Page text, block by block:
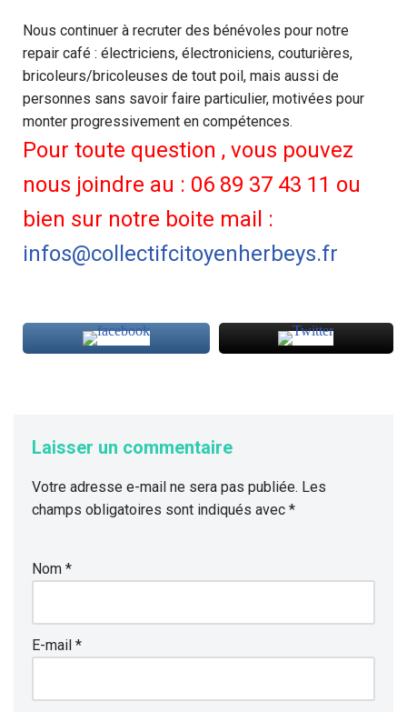
Nous continuer à recruter des bénévoles pour notre
repair café : électriciens, électroniciens, couturières,
bricoleurs/bricoleuses de tout poil, mais aussi de
personnes sans savoir faire particulier, motivées pour
monter progressivement en compétences.
Pour toute question , vous pouvez
nous joindre au : 06 89 37 43 11 ou
bien sur notre boite mail :
infos@collectifcitoyenherbeys.fr
Laisser un commentaire
Votre adresse e-mail ne sera pas publiée. Les
champs obligatoires sont indiqués avec *
Nom *
E-mail *